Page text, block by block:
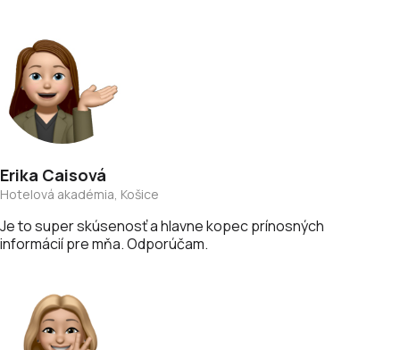
Erika Caisová
Hotelová akadémia, Košice
Je to super skúsenosť a hlavne kopec prínosných
informácií pre mňa. Odporúčam.